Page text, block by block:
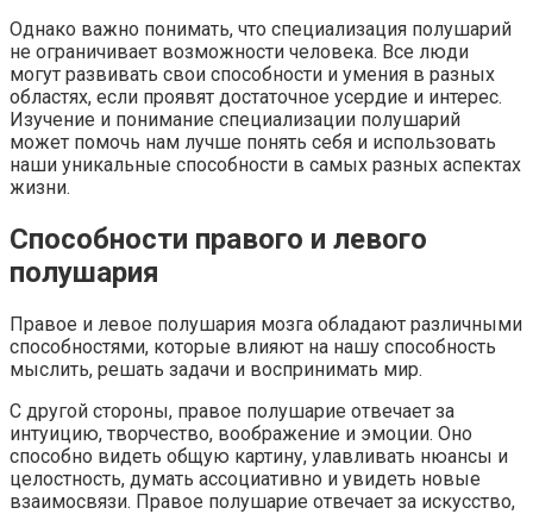
Однако важно понимать, что специализация полушарий
не ограничивает возможности человека. Все люди
могут развивать свои способности и умения в разных
областях, если проявят достаточное усердие и интерес.
Изучение и понимание специализации полушарий
может помочь нам лучше понять себя и использовать
наши уникальные способности в самых разных аспектах
жизни.
Способности правого и левого
полушария
Правое и левое полушария мозга обладают различными
способностями, которые влияют на нашу способность
мыслить, решать задачи и воспринимать мир.
С другой стороны, правое полушарие отвечает за
интуицию, творчество, воображение и эмоции. Оно
способно видеть общую картину, улавливать нюансы и
целостность, думать ассоциативно и увидеть новые
взаимосвязи. Правое полушарие отвечает за искусство,